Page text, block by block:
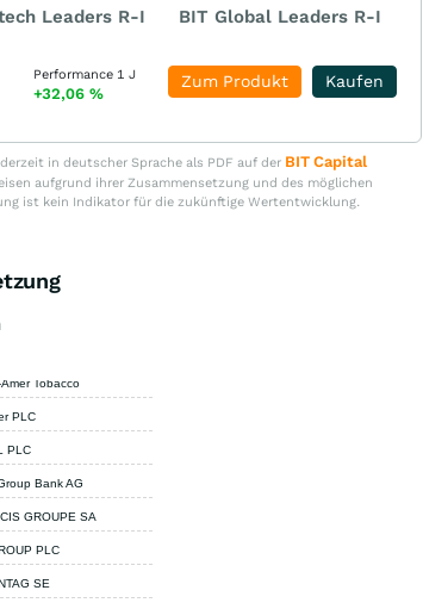
Leaders R-I BIT Global Leaders R-I
Performance 1 J
+32,06 %
Kaufen
Zum Produkt
in deutscher Sprache als PDF auf der BIT Capital
aufgrund ihrer Zusammensetzung und des möglichen
ist kein Indikator für die zukünftige Wertentwicklung.
Tobacco
PLC
PLC
Bank AG
GROUPE SA
PLC
SE